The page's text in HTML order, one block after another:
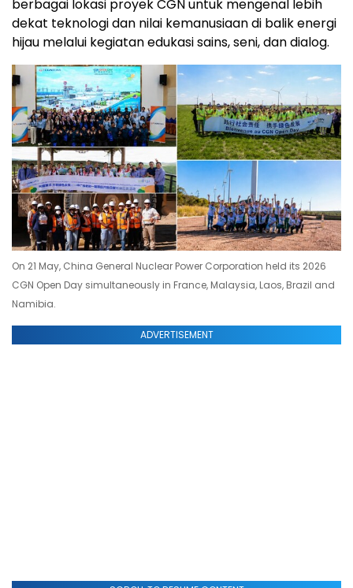
berbagai lokasi proyek CGN untuk mengenal lebih
dekat teknologi dan nilai kemanusiaan di balik energi
hijau melalui kegiatan edukasi sains, seni, dan dialog.
On 21 May, China General Nuclear Power Corporation held its 2026
CGN Open Day simultaneously in France, Malaysia, Laos, Brazil and
Namibia.
ADVERTISEMENT